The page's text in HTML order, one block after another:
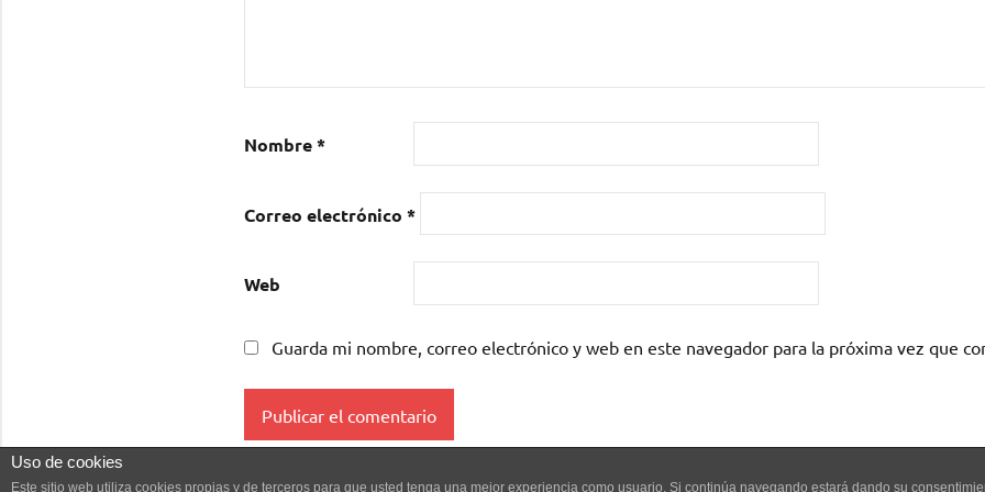
Nombre*
Correo electrónico *
Web
Guarda mi nombre, correo electrónico y web en este navegador para la próxima vez que
Uso de cookies
Este sitio web utiliza cookies propias y de terceros para que usted tenga una mejor experiencia como usuario. Si continúa navegando estará dando su